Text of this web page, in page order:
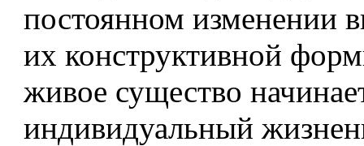
постоянном изменении
их конструктивной
живое существо
индивидуальный